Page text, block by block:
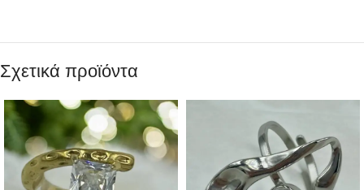
Σχετικά προϊόντα